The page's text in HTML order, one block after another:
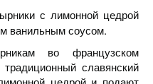
с лимонной цедрой
ванильным соусом.
во французском
традиционный славянский